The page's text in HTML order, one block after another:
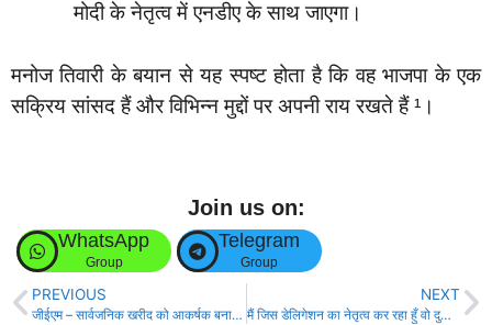
मोदी के नेतृत्व में एनडीए के साथ जाएगा।
मनोज तिवारी के बयान से यह स्पष्ट होता है कि वह भाजपा के एक
सक्रिय सांसद हैं और विभिन्न मुद्दों पर अपनी राय रखते हैं ¹।
Join us on:
WhatsApp
Group
Telegram
Group
PREVIOUS
जीईएम – सार्वजनिक खरीद को आकर्षक बनाने का सार्थक प्रयास-पीयूष गोयल!
NEXT
मैं जिस डेलिगेशन का नेतृत्व कर रहा हुँ वो दुनियाँ को पाकिस्तान की सच्चाई बताएगा – संजय झा!